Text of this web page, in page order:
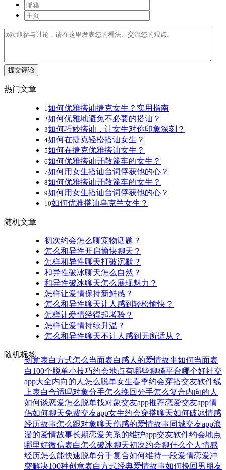
提交评论
热门文章
1 如何优雅搭讪捷克女生？实用指南
2如何优雅地避免不必要的搭讪？
3如何巧妙搭讪，让女生对你印象深刻？
4如何在捷克轻松搭讪女生？
5如何在捷克优雅搭讪女生？
6如何优雅搭讪开敞篷车的女生？
7如何用女生搭讪台词俘获他的心？
8如何优雅搭讪开敞篷车的女生？
9如何用女生搭讪台词俘获他的心？
10如何优雅搭讪乌克兰女生？
随机文章
初次约会怎么聊宠物话题？
怎么和异性开启愉快聊天？
怎样和异性聊天打破沉默？
和异性破冰聊天怎么自然？
和异性破冰聊天怎么展现魅力？
怎样让爱情保持新鲜感？
怎么和异性聊天让人感到轻松愉快？
怎样让爱情经得起考验？
怎样让爱情持续升温？
怎么和异性聊天不让人感到无所适从？
随机标签
创意表白方式怎么当面表白感人的爱情故事如何当面表
白100个脱单小技巧约会地点有哪些聊骚平台哪个好社交
app大全内向的人怎么脱单女生春季约会穿搭交友软件线
上表白合适吗对象分手怎么挽回分手怎么复合内向的人
如何谈恋爱怎么脱单找对象交友app推荐恋爱交友app情
侣如何聊天免费交友app女生约会穿搭聊天如何破冰情感
经历故事怎么跟对象聊天伤感的爱情故事同城交友app浪
漫的爱情故事长期恋爱关系的维护app交友软件约会地点
哪里好微信表白怎么破冰聊天初次约会聊什么个人情感
经历怎么能快速脱单分手复合如何维持一段爱情恋爱冲
突解决100种创意表白方式经典爱情故事如何挽回男朋友